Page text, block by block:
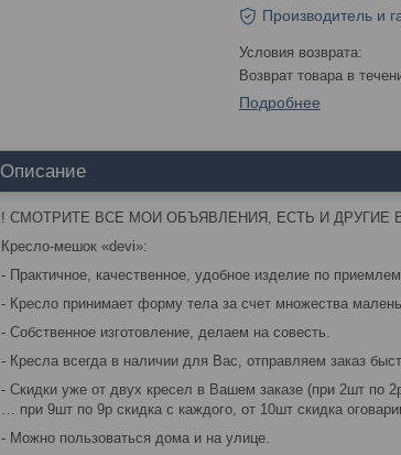
Производитель и
возврат товара в
Подробнее
Описание
! СМОТРИТЕ ВСЕ МОИ ОБЪЯВЛЕНИЯ, ЕСТЬ И ДРУГИЕ
Кресло-мешок «devi»:
- Практичное, качественное, удобное изделие по
- Кресло принимает форму тела за счет множества
- Собственное изготовление, делаем на совесть.
- Кресла всегда в наличии для Вас, отправляем заказ
- Скидки уже от двух кресел в Вашем заказе (при 2шт по
… при 9шт по 9р скидка с каждого, от 10шт скидка
- Можно пользоваться дома и на улице.